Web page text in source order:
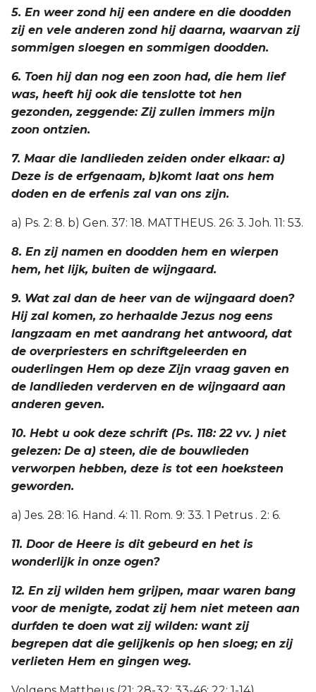
5. En weer zond hij een andere en die doodden
zij en vele anderen zond hij daarna, waarvan zij
sommigen sloegen en sommigen doodden.
6. Toen hij dan nog een zoon had, die hem lief
was, heeft hij ook die tenslotte tot hen
gezonden, zeggende: Zij zullen immers mijn
zoon ontzien.
7. Maar die landlieden zeiden onder elkaar: a)
Deze is de erfgenaam, b)komt laat ons hem
doden en de erfenis zal van ons zijn.
a) Ps. 2: 8. b) Gen. 37: 18. MATTHEUS. 26: 3. Joh. 11: 53.
8. En zij namen en doodden hem en wierpen
hem, het lijk, buiten de wijngaard.
9. Wat zal dan de heer van de wijngaard doen?
Hij zal komen, zo herhaalde Jezus nog eens
langzaam en met aandrang het antwoord, dat
de overpriesters en schriftgeleerden en
ouderlingen Hem op deze Zijn vraag gaven en
de landlieden verderven en de wijngaard aan
anderen geven.
10. Hebt u ook deze schrift (Ps. 118: 22 vv. ) niet
gelezen: De a) steen, die de bouwlieden
verworpen hebben, deze is tot een hoeksteen
geworden.
a) Jes. 28: 16. Hand. 4: 11. Rom. 9: 33. 1 Petrus . 2: 6.
11. Door de Heere is dit gebeurd en het is
wonderlijk in onze ogen?
12. En zij wilden hem grijpen, maar waren bang
voor de menigte, zodat zij hem niet meteen aan
durfden te doen wat zij wilden: want zij
begrepen dat die gelijkenis op hen sloeg; en zij
verlieten Hem en gingen weg.